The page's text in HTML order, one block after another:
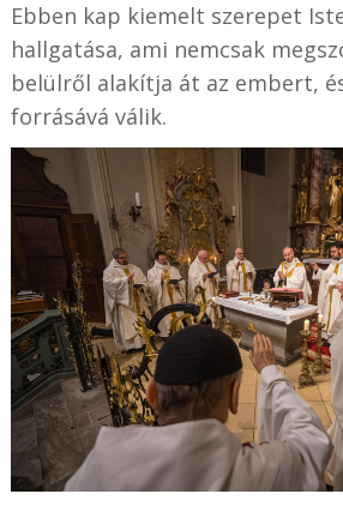
Ebben kap kiemelt szerepet
hallgatása, ami nemcsak
belülről alakítja át az embert,
forrásává válik.